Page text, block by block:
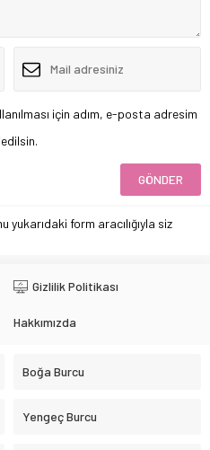
için adım, e-posta adresim
yukarıdaki form aracılığıyla siz
Gizlilik Politikası
Hakkımızda
Boğa Burcu
Yengeç Burcu